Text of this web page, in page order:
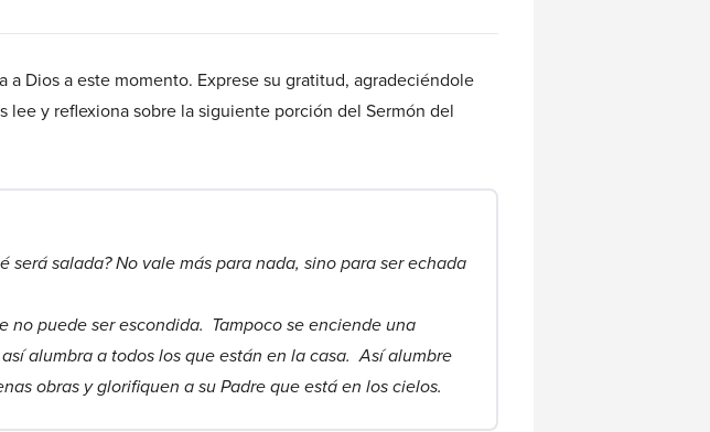
Dios a este momento. Exprese su gratitud, agradeciéndole
lee y reflexiona sobre la siguiente porción del Sermón del
será salada? No vale más para nada, sino para ser echada
no puede ser escondida. Tampoco se enciende una
alumbra a todos los que están en la casa. Así alumbre
obras y glorifiquen a su Padre que está en los cielos.